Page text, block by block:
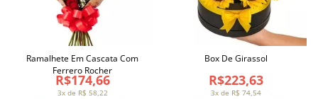
3x de R$ 58,22
R$174,66
Ramalhete Em Cascata Com
Ferrero Rocher
3x de R$ 74,54
R$223,63
Box De Girassol